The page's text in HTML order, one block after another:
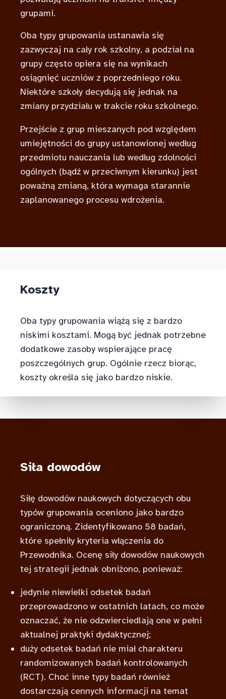
grupami.
Oba typy grupowania ustanawia się
zazwyczaj na cały rok szkolny, a podział na
grupy często opiera się na wynikach
osiągnięć uczniów z poprzedniego roku.
Niektóre szkoły decydują się jednak na
zmiany przydziału w trakcie roku szkolnego.
Przejście z grup mieszanych pod względem
umiejętności do grupy ustanowionej według
przedmiotu nauczania lub według zdolności
ogólnych (bądź w przeciwnym kierunku) jest
poważną zmianą, która wymaga starannie
zaplanowanego procesu wdrożenia.
Koszty
Oba typy grupowania wiążą się z bardzo
niskimi kosztami. Mogą być jednak potrzebne
dodatkowe zasoby wspierające pracę
poszczególnych grup. Ogólnie rzecz biorąc,
koszty określa się jako bardzo niskie.
Siła dowodów
Siłę dowodów naukowych dotyczących obu
typów grupowania oceniono jako bardzo
ograniczoną. Zidentyfikowano 58 badań,
które spełniły kryteria włączenia do
Przewodnika. Ocenę siły dowodów naukowych
tej strategii jednak obniżono, ponieważ:
jedynie niewielki odsetek badań
przeprowadzono w ostatnich latach, co może
oznaczać, że nie odzwierciedlają one w pełni
aktualnej praktyki dydaktycznej;
duży odsetek badań nie miał charakteru
randomizowanych badań kontrolowanych
(RCT). Choć inne typy badań również
dostarczają cennych informacji na temat